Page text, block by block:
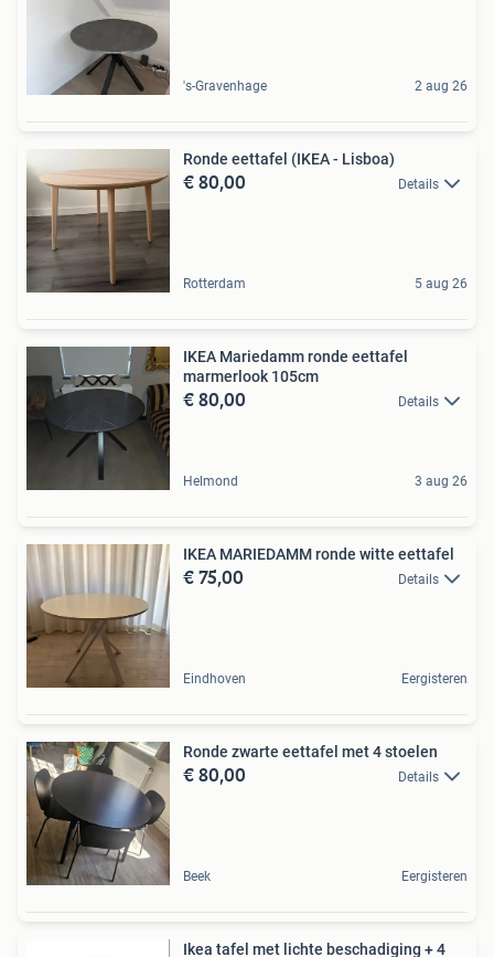
's-Gravenhage 2 aug 26
Ronde eettafel (IKEA - Lisboa)
€ 80,00 Details
Rotterdam 5 aug 26
IKEA Mariedamm ronde eettafel
marmerlook 105cm
€ 80,00 Details
Helmond 3 aug 26
IKEA MARIEDAMM ronde witte eettafel
€ 75,00 Details
Eindhoven Eergisteren
Ronde zwarte eettafel met 4 stoelen
€ 80,00 Details
Beek Eergisteren
Ikea tafel met lichte beschadiging + 4